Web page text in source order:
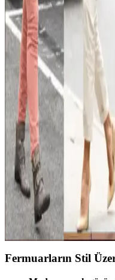
Morjas ayakkabılarının
yorumları ışığında kalite
ele alınmaktadır. Alternatif
değerlendirilmektedir.
Koyu Kahverengi
Kombinasyon ve Stil
Koyu kahverengi deri
renklerle uyumlu, ipek ve
edilerek şık ve sofistike
Kadın Moda
Kombinler ve İpuçları
Kadın modasında bohem,
ayakkabı ve aksesuar
detaylandırılıyor. Stil ve
sunuluyor.
Fermuarların Stil